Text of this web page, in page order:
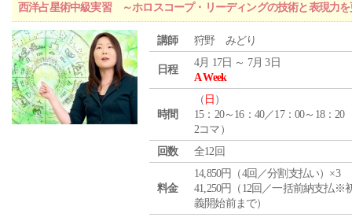
西洋占星術中級実習 ～ホロスコープ・リーディングの技術と表現力
講師 狩野 みどり
日程
4月 17日 ～ 7月 3日
A Week
時間
（ 日 ）
15：20～16：40／17：00～18：20
2コマ）
回数
全12回
料金
14,850円（4回／分割支払い）×3
41,250円（12回／一括前納支払※
義開始前まで）